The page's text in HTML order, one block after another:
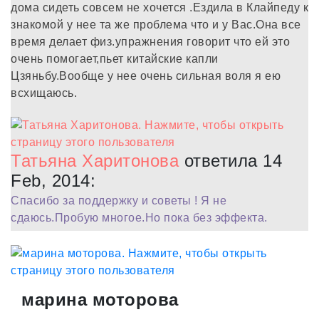
дома сидеть совсем не хочется .Ездила в Клайпеду к
знакомой у нее та же проблема что и у Вас.Она все
время делает физ.упражнения говорит что ей это
очень помогает,пьет китайские капли
Цзяньбу.Вообще у нее очень сильная воля я ею
всхищаюсь.
Татьяна Харитонова ответила 14
Feb, 2014:
Спасибо за поддержку и советы ! Я не
сдаюсь.Пробую многое.Но пока без эффекта.
марина моторова